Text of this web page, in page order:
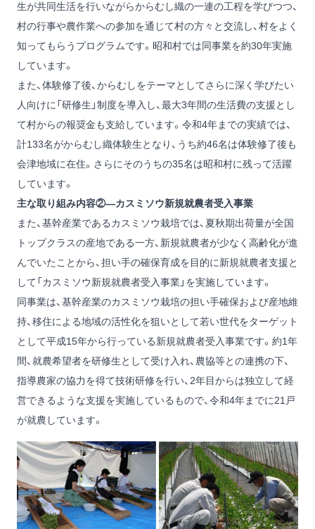
生が共同生活を行いながらからむし織の一連の工程を学びつつ、
村の行事や農作業への参加を通じて村の方々と交流し、村をよく
知ってもらうプログラムです。昭和村では同事業を約30年実施
しています。
また、体験修了後、からむしをテーマとしてさらに深く学びたい
人向けに「研修生」制度を導入し、最大3年間の生活費の支援とし
て村からの報奨金も支給しています。令和4年までの実績では、
計133名がからむし織体験生となり、うち約46名は体験修了後も
会津地域に在住。さらにそのうちの35名は昭和村に残って活躍
しています。
主な取り組み内容②―カスミソウ新規就農者受入事業
また、基幹産業であるカスミソウ栽培では、夏秋期出荷量が全国
トップクラスの産地である一方、新規就農者が少なく高齢化が進
んでいたことから、担い手の確保育成を目的に新規就農者支援と
して「カスミソウ新規就農者受入事業」を実施しています。
同事業は、基幹産業のカスミソウ栽培の担い手確保および産地維
持、移住による地域の活性化を狙いとして若い世代をターゲット
として平成15年から行っている新規就農者受入事業です。約1年
間、就農希望者を研修生として受け入れ、農協等との連携の下、
指導農家の協力を得て技術研修を行い、2年目からは独立して経
営できるような支援を実施しているもので、令和4年までに21戸
が就農しています。